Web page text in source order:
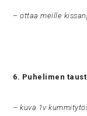
– ottaa meille
6. Puhelimen
– kuva 1v